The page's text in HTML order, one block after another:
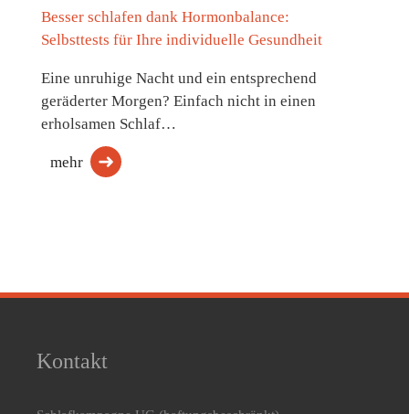
Besser schlafen dank Hormonbalance:
Selbsttests für Ihre individuelle Gesundheit
Eine unruhige Nacht und ein entsprechend
geräderter Morgen? Einfach nicht in einen
erholsamen Schlaf…
mehr
Kontakt